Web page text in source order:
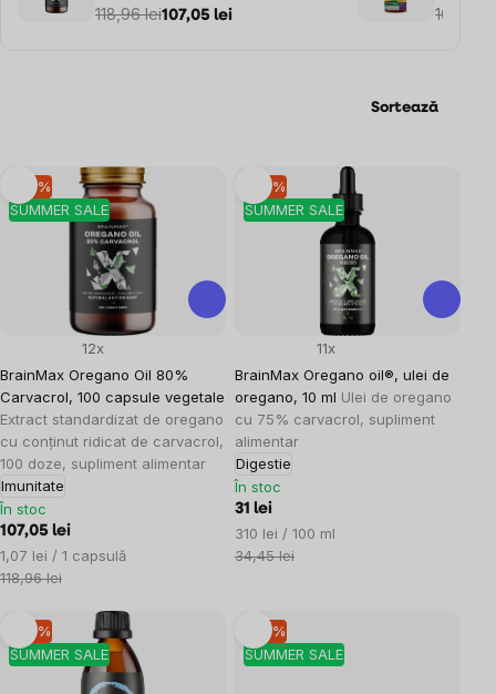
118,96 lei107,05 lei
164,46
Sortează
Listă
produse
SUMMER SALE
–10 %
BrainMax Oregano Oil 80%
Carvacrol, 100 capsule vegetale
Extract standardizat de oregano
cu conținut ridicat de carvacrol,
100 doze, supliment alimentar
Imunitate
12x
În stoc
107,05 lei
Evaluare
preţ:
1,07 lei / 1 capsulă
118,96 lei
SUMMER SALE
–10 %
BrainMax Oregano oil®, ulei de
oregano, 10 ml Ulei de oregano
cu 75% carvacrol, supliment
alimentar
Digestie
11x
În stoc
31 lei
Evaluare
preţ:
310 lei / 100 ml
34,45 lei
SUMMER SALE
–10 %
SUMMER SALE
–10 %